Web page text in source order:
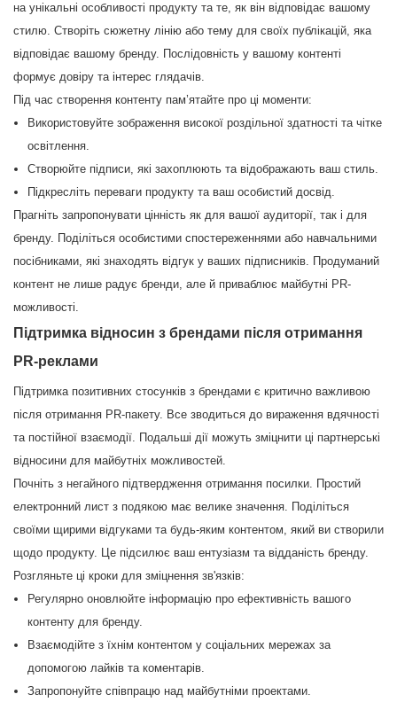
на унікальні особливості продукту та те, як він відповідає вашому
стилю. Створіть сюжетну лінію або тему для своїх публікацій, яка
відповідає вашому бренду. Послідовність у вашому контенті
формує довіру та інтерес глядачів.
Під час створення контенту пам’ятайте про ці моменти:
Використовуйте зображення високої роздільної здатності та чітке
освітлення.
Створюйте підписи, які захоплюють та відображають ваш стиль.
Підкресліть переваги продукту та ваш особистий досвід.
Прагніть запропонувати цінність як для вашої аудиторії, так і для
бренду. Поділіться особистими спостереженнями або навчальними
посібниками, які знаходять відгук у ваших підписників. Продуманий
контент не лише радує бренди, але й приваблює майбутні PR-
можливості.
Підтримка відносин з брендами після отримання
PR-реклами
Підтримка позитивних стосунків з брендами є критично важливою
після отримання PR-пакету. Все зводиться до вираження вдячності
та постійної взаємодії. Подальші дії можуть зміцнити ці партнерські
відносини для майбутніх можливостей.
Почніть з негайного підтвердження отримання посилки. Простий
електронний лист з подякою має велике значення. Поділіться
своїми щирими відгуками та будь-яким контентом, який ви створили
щодо продукту. Це підсилює ваш ентузіазм та відданість бренду.
Розгляньте ці кроки для зміцнення зв'язків:
Регулярно оновлюйте інформацію про ефективність вашого
контенту для бренду.
Взаємодійте з їхнім контентом у соціальних мережах за
допомогою лайків та коментарів.
Запропонуйте співпрацю над майбутніми проектами.